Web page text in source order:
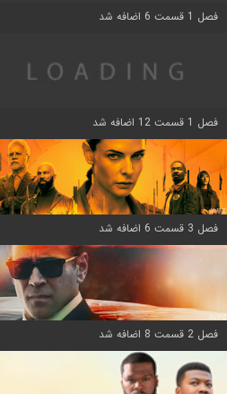
فصل 1 قسمت 6 اضافه شد
فصل 1 قسمت 12 اضافه شد
فصل 3 قسمت 6 اضافه شد
فصل 2 قسمت 8 اضافه شد